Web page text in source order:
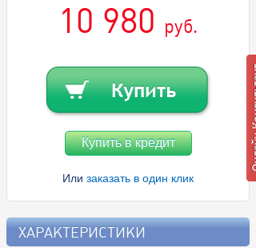
10 980 руб.
Купить в кредит
Или заказать в один клик
ХАРАКТЕРИСТИКИ